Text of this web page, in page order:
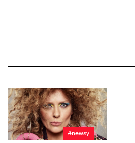
#newsy